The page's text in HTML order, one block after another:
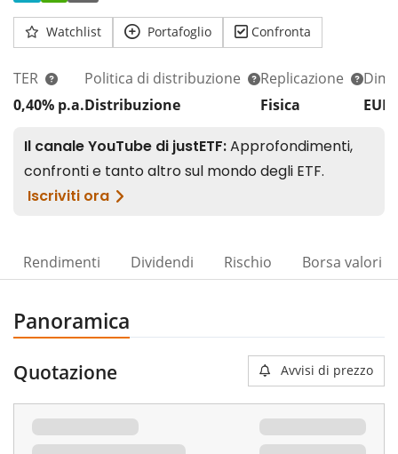
Watchlist Portafoglio Confronta
TER
0,40% p.a.
Politica di distribuzione
Distribuzione
Replicazione
Fisica
Rendimenti Dividendi Rischio Borsa valori
Panoramica
Quotazione Avvisi di prezzo